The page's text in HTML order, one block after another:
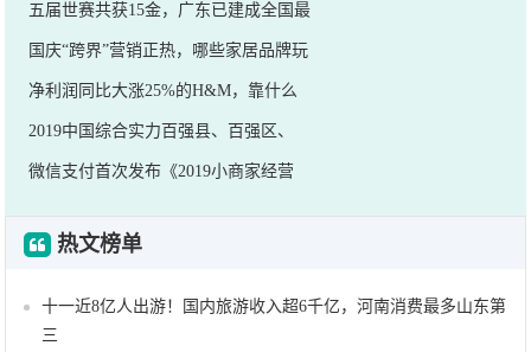
五届世赛共获15金，广东已建成全国最
国庆“跨界”营销正热，哪些家居品牌玩
净利润同比大涨25%的H&M，靠什么
2019中国综合实力百强县、百强区、
微信支付首次发布《2019小商家经营
热文榜单
十一近8亿人出游！国内旅游收入超6千亿，河南消费最多山东第
三